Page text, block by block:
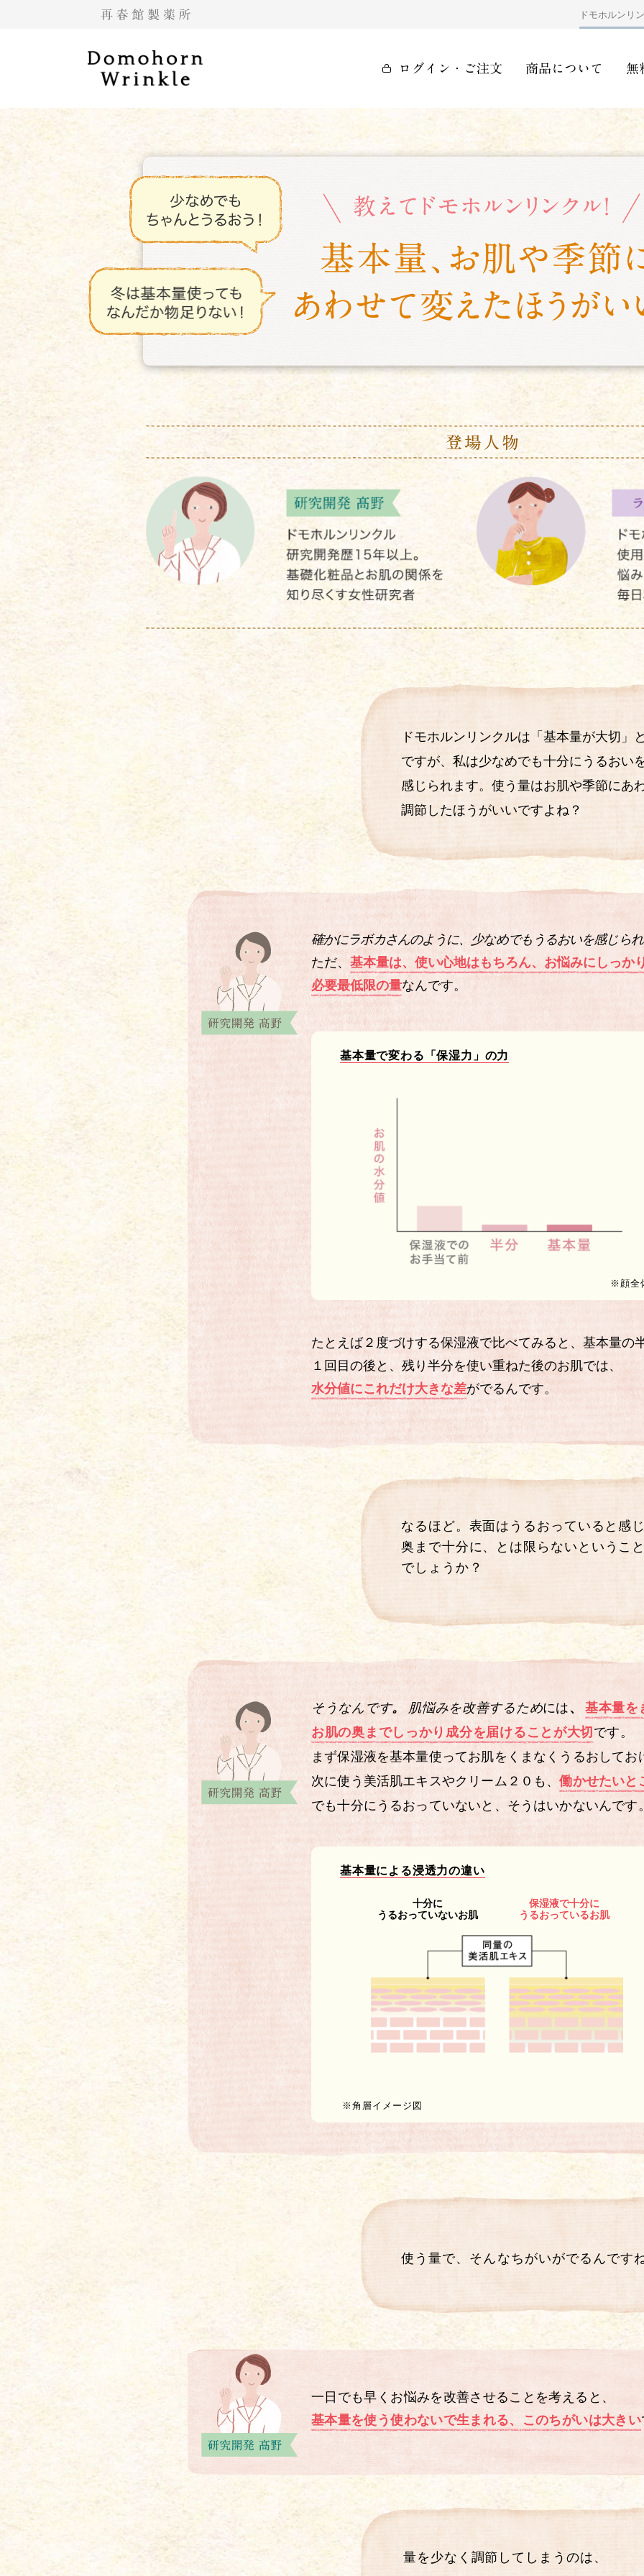
ドモホルンリ
ログイン・ご注文 商品について 無
ドモホルンリンクルは「基本量が大切」
ですが、私は少なめでも十分にうるおい
感じられます。使う量はお肌や季節にあ
調節したほうがいいですよね？
確かにラボカさんのように、少なめでも うるおいを感じら
ただ、基本量は、使い心地はもちろん、お悩みにしっか
必要最低限の量なんです。
基本量で変わる「保湿力」の力
※顔全
たとえば２度づけする保湿液で比べてみると、基本量の
１回目の後と、残り半分を使い重ねた後のお肌では、
水分値にこれだけ大きな差がでるんです。
なるほど。表面はうるおっていると感
奥まで十分に、とは限らないというこ
でしょうか？
そうなんです。 肌悩みを改善するためには、
基本量を
お肌の奥までしっかり成分を届けることが大切 です。
まず保湿液を基本量使ってお肌をくまなくうるおしてお
次に使う美活肌エキスやクリーム２０も、働かせたいと
でも十分にうるおっていないと、そうはいかないんです
基本量による浸透力の違い
十分に
うるおっていないお肌
保湿液で十分に
うるおっているお肌
※角層イメージ図
使う量で、そんなちがいがでるんです
一日でも早くお悩みを改善させることを考えると、
基本量を使う使わないで生まれる、このちがいは大きい
量を少なく調節してしまうのは、